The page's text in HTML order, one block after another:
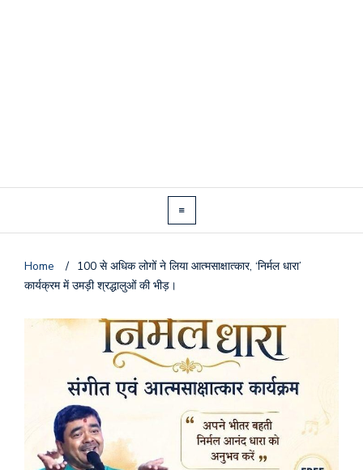
Home / 100 से अधिक लोगों ने लिया आत्मसाक्षात्कार, ‘निर्मल धारा’
कार्यक्रम में उमड़ी श्रद्धालुओं की भीड़।